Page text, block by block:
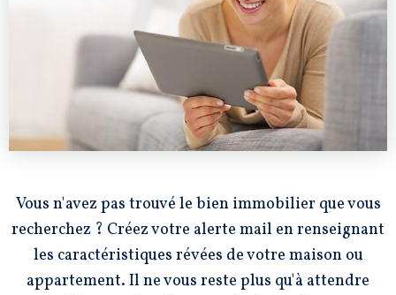
Vous n'avez pas trouvé le bien immobilier que vous
recherchez ? Créez votre alerte mail en renseignant
les caractéristiques révées de votre maison ou
appartement. Il ne vous reste plus qu'à attendre